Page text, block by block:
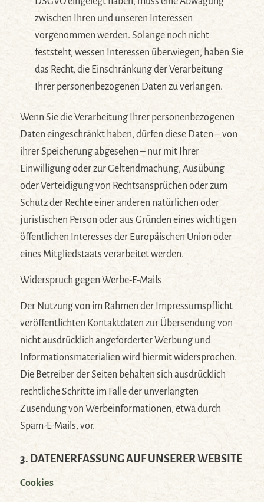
zwischen Ihren und unseren Interessen
vorgenommen werden. Solange noch nicht
feststeht, wessen Interessen überwiegen, haben Sie
das Recht, die Einschränkung der Verarbeitung
Ihrer personenbezogenen Daten zu verlangen.
Wenn Sie die Verarbeitung Ihrer personenbezogenen
Daten eingeschränkt haben, dürfen diese Daten – von
ihrer Speicherung abgesehen – nur mit Ihrer
Einwilligung oder zur Geltendmachung, Ausübung
oder Verteidigung von Rechtsansprüchen oder zum
Schutz der Rechte einer anderen natürlichen oder
juristischen Person oder aus Gründen eines wichtigen
öffentlichen Interesses der Europäischen Union oder
eines Mitgliedstaats verarbeitet werden.
Widerspruch gegen Werbe-E-Mails
Der Nutzung von im Rahmen der Impressumspflicht
veröffentlichten Kontaktdaten zur Übersendung von
nicht ausdrücklich angeforderter Werbung und
Informationsmaterialien wird hiermit widersprochen.
Die Betreiber der Seiten behalten sich ausdrücklich
rechtliche Schritte im Falle der unverlangten
Zusendung von Werbeinformationen, etwa durch
Spam-E-Mails, vor.
3. DATENERFASSUNG AUF UNSERER WEBSITE
Cookies